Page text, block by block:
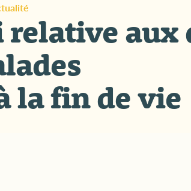
relative aux
la fin de vie